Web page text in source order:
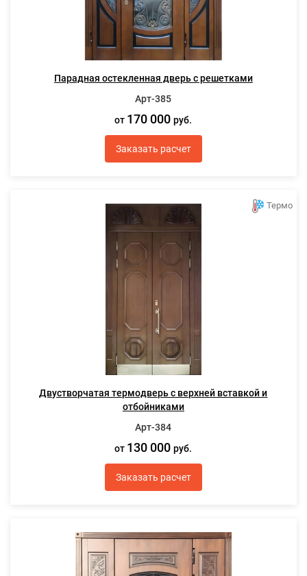
Парадная остекленная дверь с решетками
Арт-385
от 170 000руб.
Заказать расчет
Термо
Двустворчатая термодверь с верхней вставкой и
отбойниками
Арт-384
от 130 000руб.
Заказать расчет